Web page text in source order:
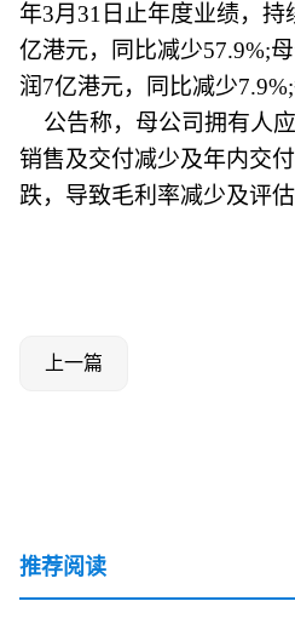
年3月31日止年度业绩，持
亿港元，同比减少57.9%;
润7亿港元，同比减少
公告称，母公司拥有人
销售及交付减少及年内交
跌，导致毛利率减少及评
上一篇
推荐阅读